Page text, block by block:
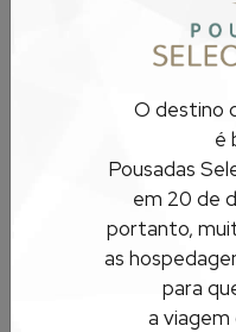
O destino
é
Pousadas
em 20 de
portanto,
as
para
a viagem